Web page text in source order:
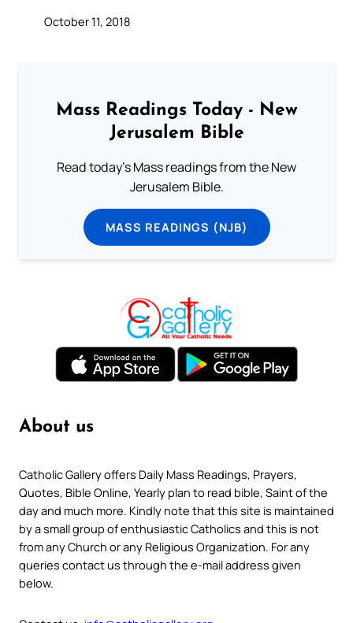
October 11, 2018
Mass Readings Today - New
Jerusalem Bible
Read today's Mass readings from the New
Jerusalem Bible.
MASS READINGS (NJB)
About us
Catholic Gallery offers Daily Mass Readings, Prayers,
Quotes, Bible Online, Yearly plan to read bible, Saint of the
day and much more. Kindly note that this site is maintained
by a small group of enthusiastic Catholics and this is not
from any Church or any Religious Organization. For any
queries contact us through the e-mail address given
below.